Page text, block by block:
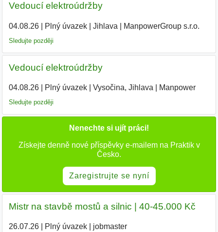
Vedoucí elektroúdržby
04.08.26| Plný úvazek| Jihlava ManpowerGroup s.r.o.
Sledujte později
Vedoucí elektroúdržby
04.08.26| Plný úvazek| Vysočina, Jihlava Manpower
Sledujte později
Nenechte si ujít práci!
Získejte denně nové příspěvky e-mailem na Praktik v
Česko.
Zaregistrujte se nyní
Mistr na stavbě mostů a silnic | 40-45.000 Kč
26.07.26| Plný úvazek| jobmaster